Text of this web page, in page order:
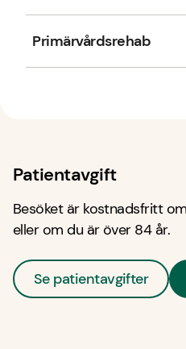
Primärvårdsrehab
Patientavgift
Besöket är kostnadsfritt
eller om du är över 84 år.
Se patientavgifter